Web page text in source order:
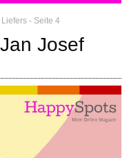
- Seite 4
Josef